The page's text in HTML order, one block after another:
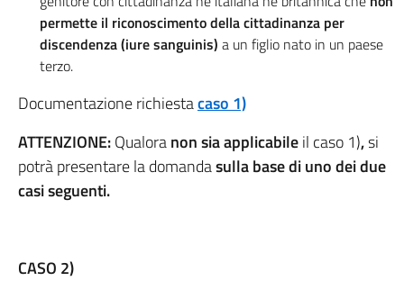
permette il riconoscimento della cittadinanza per
discendenza (iure sanguinis) a un figlio nato in un paese
terzo.
Documentazione richiestacaso 1)
ATTENZIONE:Qualoranon sia applicabileil caso 1),si
potrà presentare la domandasulla base di uno dei due
casi seguenti.
CASO 2)